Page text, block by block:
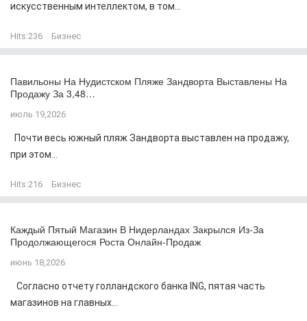
искусственным интеллектом, в том...
Hits:236 Бизнес
Павильоны На Нудистском Пляже Зандворта Выставлены На
Продажу За 3,48…
июль 19,2026
Почти весь южный пляж Зандворта выставлен на продажу,
при этом...
Hits:216 Бизнес
Каждый Пятый Магазин В Нидерландах Закрылся Из-За
Продолжающегося Роста Онлайн-Продаж
июнь 18,2026
Согласно отчету голландского банка ING, пятая часть
магазинов на главных...